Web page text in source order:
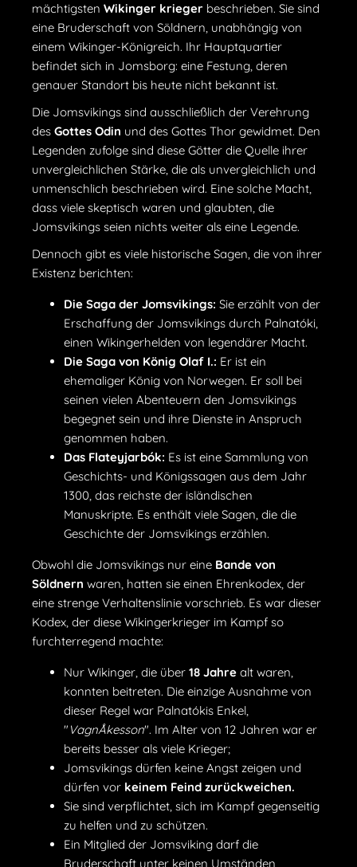
mächtigsten Wikinger krieger beschrieben. Sie sind
eine Bruderschaft von Söldnern, unabhängig von
einem Wikinger-Königreich. Ihr Hauptquartier
befindet sich in Jomsborg: eine Festung, deren
genauer Standort bis heute nicht bekannt ist.
Die Jomsvikings sind ausschließlich der Verehrung
des Gottes Odin und des Gottes Thor gewidmet. Den
Legenden zufolge sind diese Götter die Quelle ihrer
unvergleichlichen Stärke, die als unvergleichlich und
unmenschlich beschrieben wird. Eine solche Macht,
dass viele skeptisch waren und glaubten, die
Jomsvikings seien nichts weiter als eine Legende.
Dennoch gibt es viele historische Sagen, die von ihrer
Existenz berichten:
Die Saga der Jomsvikings: Sie erzählt von der
Erschaffung der Jomsvikings durch Palnatóki,
einen Wikingerhelden von legendärer Macht.
Die Saga von König Olaf I.: Er ist ein
ehemaliger König von Norwegen. Er soll bei
seinen vielen Abenteuern den Jomsvikings
begegnet sein und ihre Dienste in Anspruch
genommen haben.
Das Flateyjarbók: Es ist eine Sammlung von
Geschichts- und Königssagen aus dem Jahr
1300, das reichste der isländischen
Manuskripte. Es enthält viele Sagen, die die
Geschichte der Jomsvikings erzählen.
Obwohl die Jomsvikings nur eine Bande von
Söldnern waren, hatten sie einen Ehrenkodex, der
eine strenge Verhaltenslinie vorschrieb. Es war dieser
Kodex, der diese Wikingerkrieger im Kampf so
furchterregend machte:
Nur Wikinger, die über 18 Jahre alt waren,
konnten beitreten. Die einzige Ausnahme von
dieser Regel war Palnatókis Enkel,
" VagnÅkesson". Im Alter von 12 Jahren war er
bereits besser als viele Krieger;
Jomsvikings dürfen keine Angst zeigen und
dürfen vor keinem Feind zurückweichen.
Sie sind verpflichtet, sich im Kampf gegenseitig
zu helfen und zu schützen.
Ein Mitglied der Jomsviking darf die
Bruderschaft unter keinen Umständen